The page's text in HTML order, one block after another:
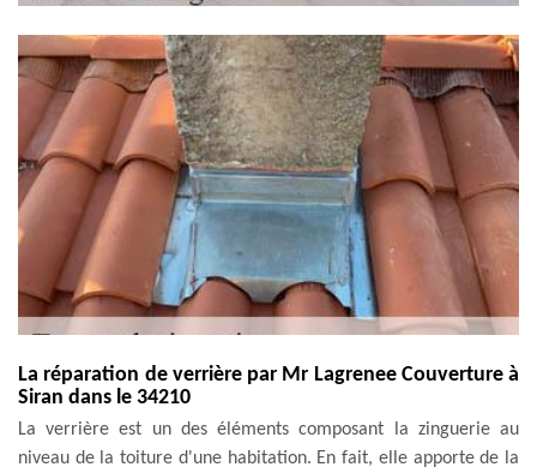
La réparation de verrière par Mr Lagrenee Couverture à
Siran dans le 34210
La verrière est un des éléments composant la zinguerie au
niveau de la toiture d'une habitation. En fait, elle apporte de la